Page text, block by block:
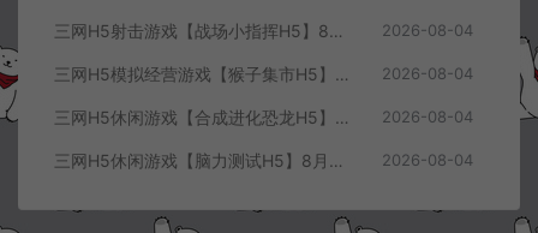
三网H5射击游戏【战场小指挥H5】8月最新整理Linux手工服务端+Win一键服务端+解压即玩+简易安卓客户端+详细搭建教程 2026-08-04
三网H5模拟经营游戏【猴子集市H5】8月最新整理Linux手工服务端+Win一键服务端+解压即玩+简易安卓客户端+详细搭建教程 2026-08-04
三网H5休闲游戏【合成进化恐龙H5】8月最新整理Linux手工服务端+Win一键服务端+解压即玩+简易安卓客户端+详细搭建教程 2026-08-04
三网H5休闲游戏【脑力测试H5】8月最新整理Linux手工服务端+Win一键服务端+解压即玩+简易安卓客户端+详细搭建教程 2026-08-04